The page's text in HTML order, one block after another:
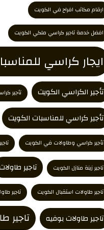
ارقام مكاتب افراح في الكويت
افضل خدمة تاجير كراسي ملكي الكويت
ايجار كراسي
تأجير الكراسي الكويت تأجير
تأجير كراسي للمناسبات الكويت
تأجير كراسي وطاولات في الكويت
تاجير زينة منازل الكويت تاجير
تاجير طاولات استقبال الكويت تاجير
تاجير طاولات بوفيه تاجير